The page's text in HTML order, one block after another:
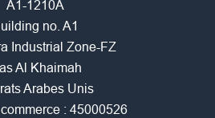
A1-1210A
no. A1
Industrial Zone-FZ
Al Khaimah
Arabes Unis
: 45000526